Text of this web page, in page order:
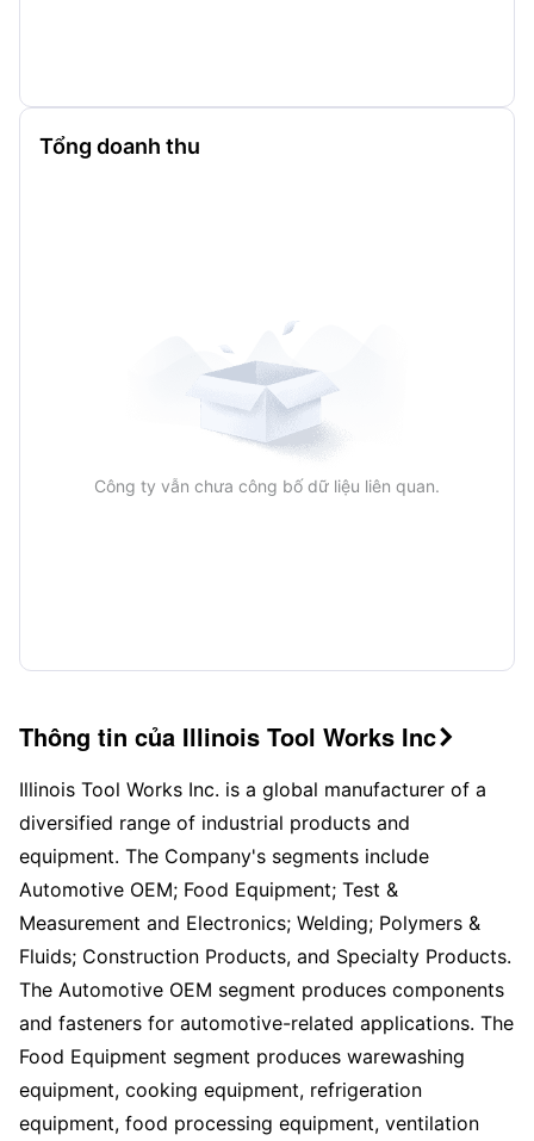
Tổng doanh thu
Công ty vẫn chưa công bố dữ liệu liên quan.
Thông tin của Illinois Tool Works Inc
Illinois Tool Works Inc. is a global manufacturer of a
diversified range of industrial products and
equipment. The Company's segments include
Automotive OEM; Food Equipment; Test &
Measurement and Electronics; Welding; Polymers &
Fluids; Construction Products, and Specialty Products.
The Automotive OEM segment produces components
and fasteners for automotive-related applications. The
Food Equipment segment produces warewashing
equipment, cooking equipment, refrigeration
equipment, food processing equipment, ventilation